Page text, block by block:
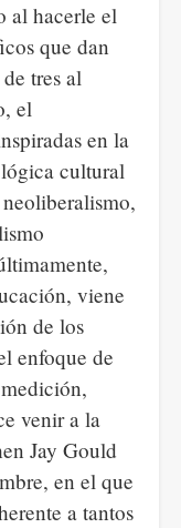
al hacerle el
que dan
tres al
el
en la
cultural
viene
de los
enfoque de
venir a la
Jay Gould
en el que
a tantos